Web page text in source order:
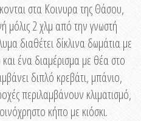
στα Κοινυρα της Θάσου,
2 χλμ από την γνωστή
διαθέτει δίκλινα δωμάτια με
ένα διαμέρισμα με θέα στο
διπλό κρεβάτι, μπάνιο,
περιλαμβάνουν κλιματισμό,
κήπο με κιόσκι.